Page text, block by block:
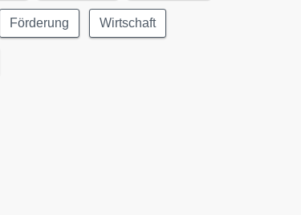
Förderung Wirtschaft